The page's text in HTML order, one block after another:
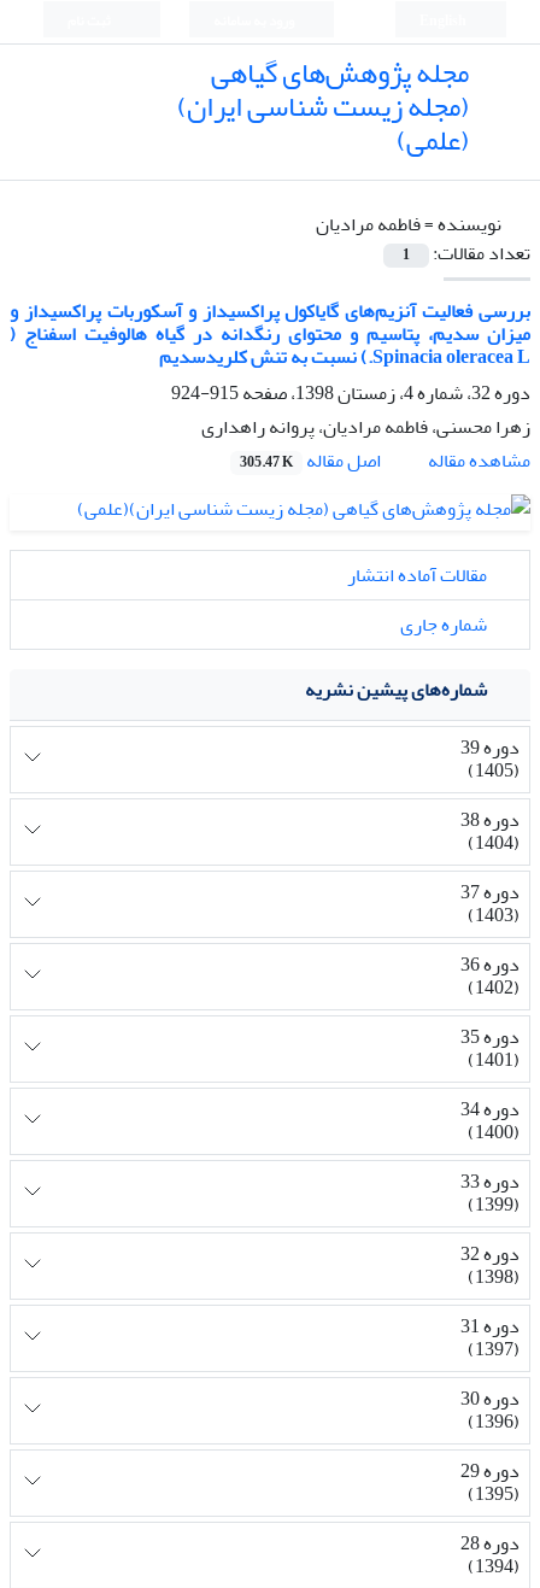
مجله پژوهش‌های گیاهی
(مجله زیست شناسی ایران)
(علمی)
نویسنده =فاطمه مرادیان
تعداد مقالات:
1
بررسی فعالیت آنزیم‌های گایاکول پراکسیداز و آسکوربات پراکسیداز و
میزان سدیم، پتاسیم و محتوای رنگدانه در گیاه هالوفیت اسفناج (
Spinacia oleracea L.) نسبت به تنش کلریدسدیم
دوره 32، شماره 4، زمستان 1398، صفحه
915-924
زهرا محسنی، فاطمه مرادیان، پروانه راهداری
مشاهده مقاله
اصل مقاله 305.47 K
مقالات آماده انتشار
شماره جاری
شماره‌های پیشین نشریه
دوره 39
(1405)
دوره 38
(1404)
دوره 37
(1403)
دوره 36
(1402)
دوره 35
(1401)
دوره 34
(1400)
دوره 33
(1399)
دوره 32
(1398)
دوره 31
(1397)
دوره 30
(1396)
دوره 29
(1395)
دوره 28
(1394)